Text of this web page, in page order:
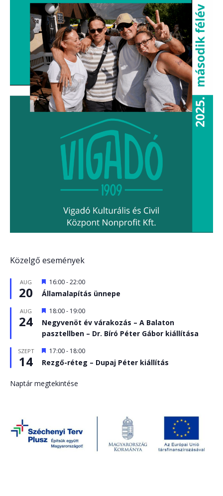
Közelgő események
AUG
20
Kiemelt
16:00-22:00
Államalapítás ünnepe
AUG
24
Kiemelt
18:00- 19:00
Negyvenöt év várakozás – A Balaton
pasztellben – Dr. Bíró Péter Gábor kiállítása
SZEPT
14
Kiemelt
17:00- 18:00
Rezgő-réteg – Dupaj Péter kiállítás
Naptár megtekintése